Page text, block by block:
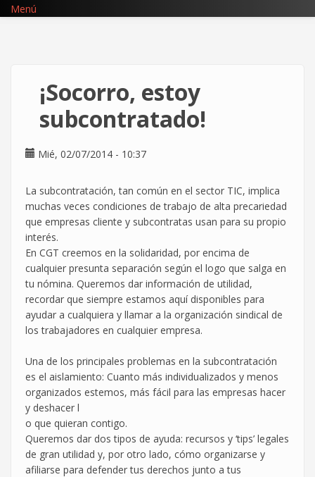
Pasar
Menú
¡Socorro, estoy
subcontratado!
Mié, 02/07/2014 - 10:37
La subcontratación, tan común en el sector TIC, implica
muchas veces condiciones de trabajo de alta precariedad
que empresas cliente y subcontratas usan para su propio
interés.
En CGT creemos en la solidaridad, por encima de
cualquier presunta separación según el logo que salga en
tu nómina. Queremos dar información de utilidad,
recordar que siempre estamos aquí disponibles para
ayudar a cualquiera y llamar a la organización sindical de
los trabajadores en cualquier empresa.
Una de los principales problemas en la subcontratación
es el aislamiento: Cuanto más individualizados y menos
organizados estemos, más fácil para las empresas hacer
y deshacer l
o que quieran contigo.
Queremos dar dos tipos de ayuda: recursos y ‘tips’ legales
de gran utilidad y, por otro lado, cómo organizarse y
afiliarse para defender tus derechos junto a tus